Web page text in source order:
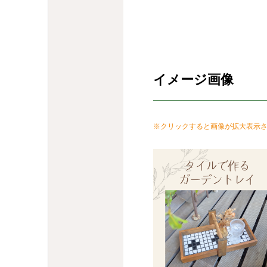
イメージ画像
※クリックすると画像が拡大表示